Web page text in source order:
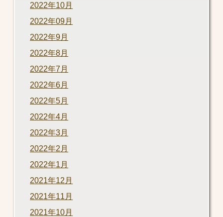
2022年10月
2022年09月
2022年9月
2022年8月
2022年7月
2022年6月
2022年5月
2022年4月
2022年3月
2022年2月
2022年1月
2021年12月
2021年11月
2021年10月